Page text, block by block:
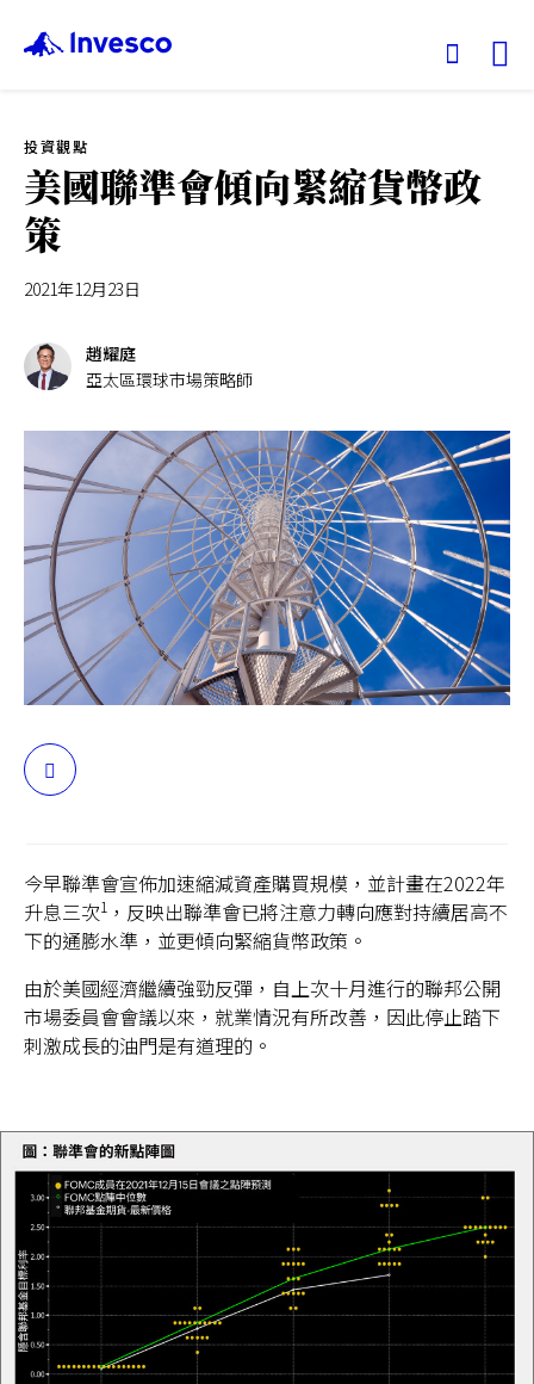
我們的基金
投資觀點
服務中心
永續專區
關於景順
台灣
投資觀點
美國聯準會傾向緊縮貨幣政
策
2021年12月23日
趙耀庭
亞太區環球市場策略師
分
今早聯準會宣佈加速縮減資產購買規模，並計畫在2022年
升息三次1 ，反映出聯準會已將注意力轉向應對持續居高不
下的通膨水準，並更傾向緊縮貨幣政策。
由於美國經濟繼續強勁反彈，自上次十月進行的聯邦公開
市場委員會會議以來，就業情況有所改善，因此停止踏下
刺激成長的油門是有道理的。